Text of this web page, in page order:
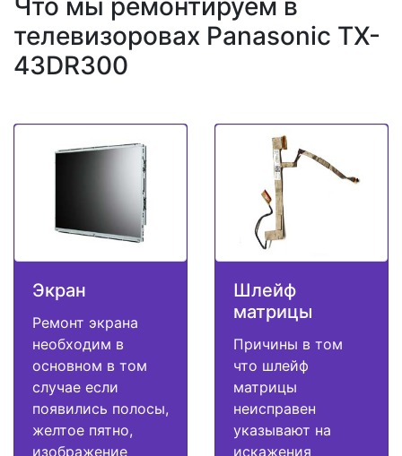
Что мы ремонтируем в
телевизоровах Panasonic TX-
43DR300
Экран
Ремонт экрана
необходим в
основном в том
случае если
появились полосы,
желтое пятно,
изображение
Шлейф
матрицы
Причины в том
что шлейф
матрицы
неисправен
указывают на
искажения